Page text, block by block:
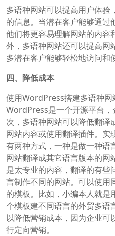
多语种网站可以提高用户体验
的信息。当潜在客户能够通过
他们将更容易理解网站的内容
外，多语种网站还可以提高网
多潜在客户能够轻松地访问和
四、降低成本
使用WordPress搭建多语种网
WordPress是一个开源平台
次，多语种网站可以降低翻译
网站内容或使用翻译插件。
有两种方式，一种是做一种语
网站翻译成其它语言版本的
是太专业的内容，翻译的有
言制作不同的网站。可以使用
的模板。比如，小编本人就
个模板建不同语言的外贸多语
以降低营销成本，因为企业
行定向营销。